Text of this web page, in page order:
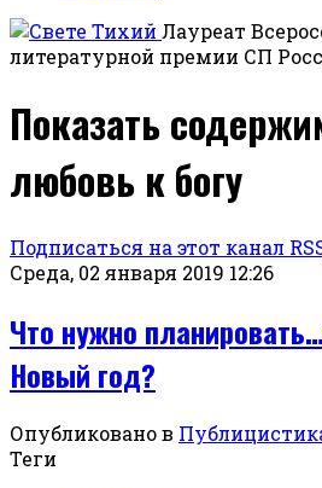
Лауреат
литературной премии СП
Показать
любовь к богу
Подписаться на этот канал
Среда, 02 января 2019 12:26
Что нужно
Новый год?
Опубликовано в
Теги